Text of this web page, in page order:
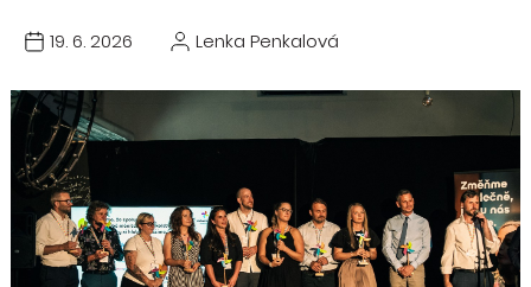
19. 6. 2026 Lenka Penkalová